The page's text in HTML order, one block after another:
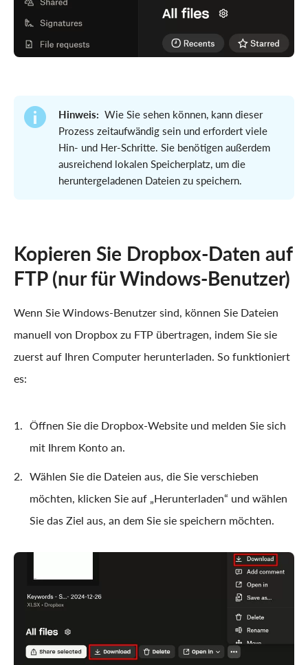
Hinweis: Wie Sie sehen können, kann dieser
Prozess zeitaufwändig sein und erfordert viele
Hin- und Her-Schritte. Sie benötigen außerdem
ausreichend lokalen Speicherplatz, um die
heruntergeladenen Dateien zu speichern.
Kopieren Sie Dropbox-Daten auf
FTP (nur für Windows-Benutzer)
Wenn Sie Windows-Benutzer sind, können Sie Dateien
manuell von Dropbox zu FTP übertragen, indem Sie sie
zuerst auf Ihren Computer herunterladen. So funktioniert
es:
Öffnen Sie die Dropbox-Website und melden Sie sich
mit Ihrem Konto an.
Wählen Sie die Dateien aus, die Sie verschieben
möchten, klicken Sie auf „Herunterladen“ und wählen
Sie das Ziel aus, an dem Sie sie speichern möchten.